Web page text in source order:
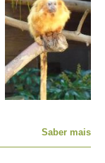
Saber mais